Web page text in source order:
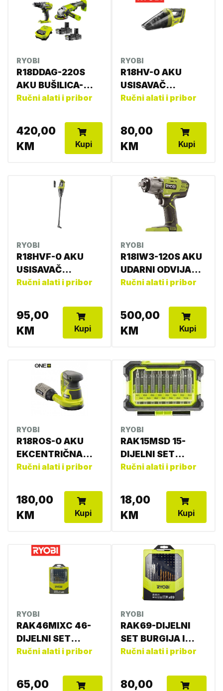
RYOBI
R18DDAG-220S
AKU BUŠILICA-
ODVIJAČ+AKU
4892210185570
Ručni alati i pribor
420,00
KM
Kupi
RYOBI
R18HV-0 AKU
USISAVAČ
5133003834
Ručni alati i pribor
80,00
KM
Kupi
RYOBI
R18HVF-0 AKU
USISAVAČ
5133003835
Ručni alati i pribor
95,00
KM
Kupi
RYOBI
R18IW3-120S AKU
UDARNI ODVIJAČ
4892210155832
Ručni alati i pribor
500,00
KM
Kupi
RYOBI
R18ROS-0 AKU
EKCENTRIČNA
BRUSILICA
Ručni alati i pribor
180,00
KM
Kupi
RYOBI
RAK15MSD 15-
DIJELNI SET
BITOVA
Ručni alati i pribor
18,00
KM
Kupi
RYOBI
RAK46MIXC 46-
DIJELNI SET
BURGIJA I BITOVA
Ručni alati i pribor
65,00
RYOBI
RAK69-DIJELNI
SET BURGIJA I
BITOVA
Ručni alati i pribor
80,00